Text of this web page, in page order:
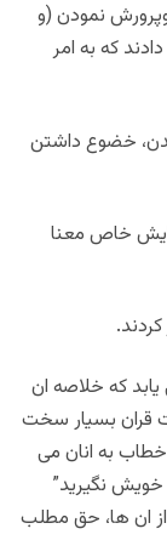
نمودن (و
که به امر
خضوع داشتن
خاص معنا
که خلاصه ان
قران بسیار سخت
به انان می
خویش نگیرید”
ان ها، حق مطلب